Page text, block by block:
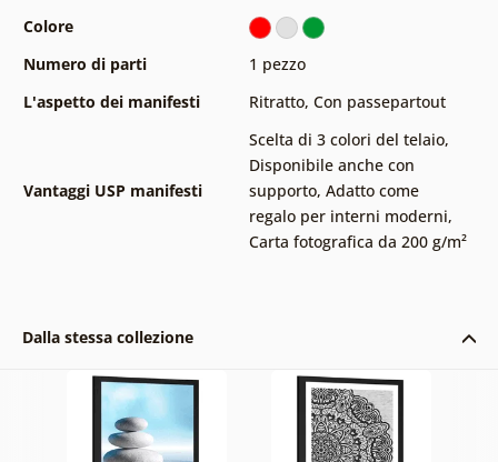
Colore
Numero di parti
1 pezzo
L'aspetto dei manifesti
Ritratto, Con passepartout
Vantaggi USP manifesti
Scelta di 3 colori del telaio,
Disponibile anche con
supporto, Adatto come
regalo per interni moderni,
Carta fotografica da 200 g/m²
Dalla stessa collezione